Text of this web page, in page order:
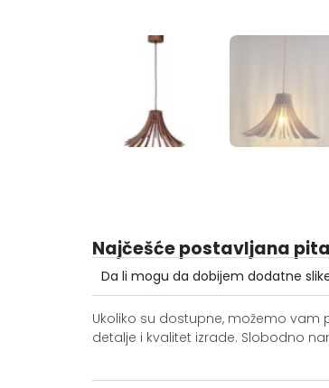
Najčešće postavljana
Da li mogu da dobijem dodatne
Ukoliko su dostupne, možemo vam
detalje i kvalitet izrade. Slobodno